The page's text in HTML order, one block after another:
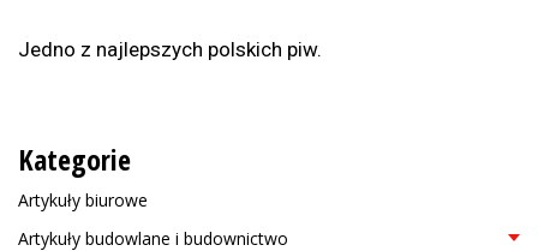
Jedno z najlepszych polskich piw.
Kategorie
Artykuły biurowe
Artykuły budowlane i budownictwo